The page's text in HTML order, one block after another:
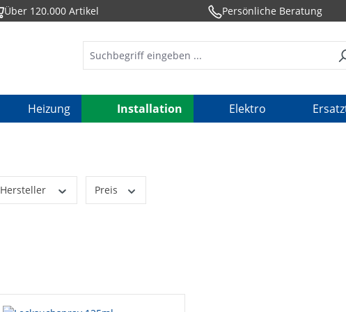
Über 120.000 Artikel Persönliche Beratung
Heizung Installation Elektro
Hersteller Preis